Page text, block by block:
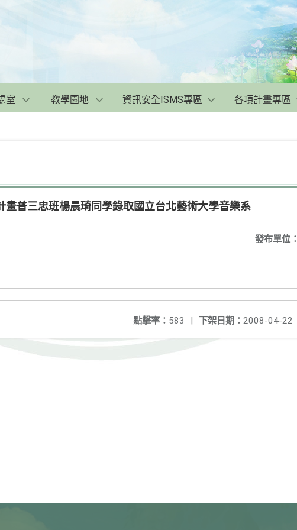
室 教學園地 資訊安全ISMS專區 各項計畫專區
畫普三忠班楊晨琦同學錄取國立台北藝術大學音樂系
發布單位：
下架日期： 2008-04-22
點擊率： 583 |